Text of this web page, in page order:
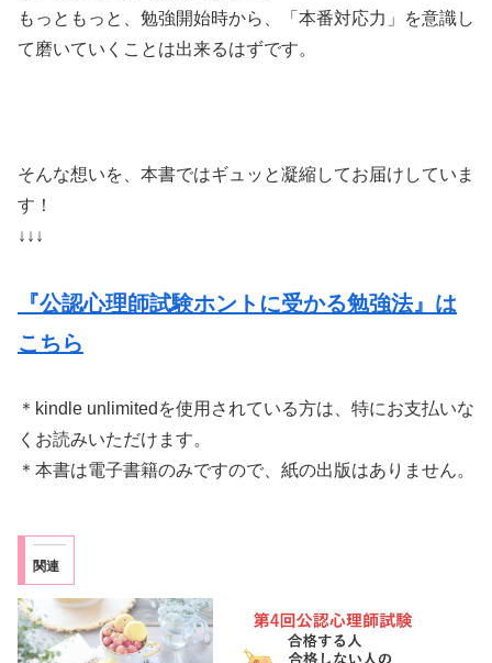
もっともっと、勉強開始時から、「本番対応力」を意識し
て磨いていくことは出来るはずです。
そんな想いを、本書ではギュッと凝縮してお届けしていま
す！
↓↓↓
『公認心理師試験ホントに受かる勉強法』は
こちら
＊kindle unlimitedを使用されている方は、特にお支払いな
くお読みいただけます。
＊本書は電子書籍のみですので、紙の出版はありません。
関連